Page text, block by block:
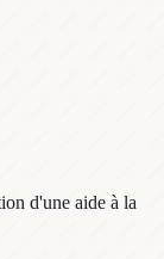
d'une aide à la